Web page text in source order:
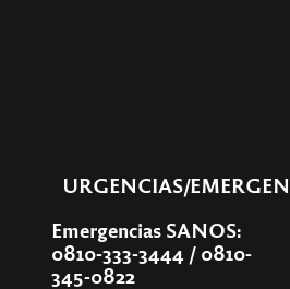
URGENCIAS/
Emergencias SANOS:
0810-333-3444 / 0810-
345-0822